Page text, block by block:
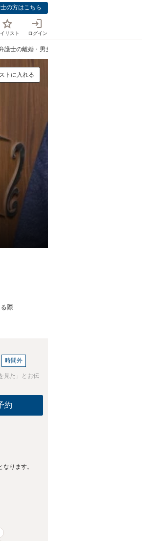
の方はこちら
リスト ログイン
護士の離婚・男女問題での強み
トに入れる
際
時間外
見た」とお伝
約
ります。